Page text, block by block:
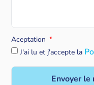
Aceptation
J'ai lu et j'accepte la
Envoyer le